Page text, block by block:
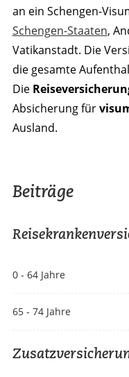
an ein Schengen-
Schengen-Staaten,
Vatikanstadt. Die
die gesamte
Die
Absicherung für
Ausland.
Beiträge
0 - 64 Jahre
65 - 74 Jahre